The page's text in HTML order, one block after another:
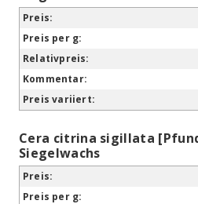
Cera citrina sigillata
Siegelwachs